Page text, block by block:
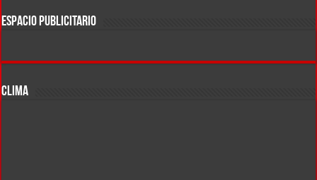
ESPACIO PUBLICITARIO
CLIMA